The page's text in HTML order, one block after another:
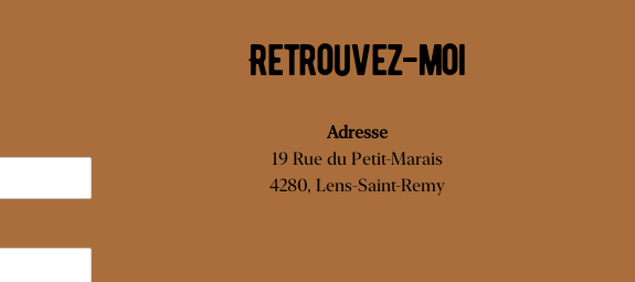
Retrouvez-moi
Adresse
19 Rue du Petit-Marais
4280, Lens-Saint-Remy